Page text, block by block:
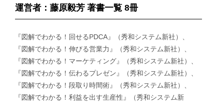
運営者：藤原毅芳 著書一覧 8冊
『図解でわかる！回せるPDCA』（秀和システム新社）、
『図解でわかる！伸びる営業力』（秀和システム新社）、
『図解でわかる！マーケティング』（秀和システム新社）、
『図解でわかる！伝わるプレゼン』（秀和システム新社）、
『図解でわかる！段取り時間術』（秀和システム新社）、
『図解でわかる！利益を出す生産性』（秀和システム新